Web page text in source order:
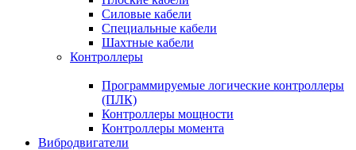
Силовые кабели
Специальные кабели
Шахтные кабели
Контроллеры
Программируемые логические контроллеры
(ПЛК)
Контроллеры мощности
Контроллеры момента
Вибродвигатели